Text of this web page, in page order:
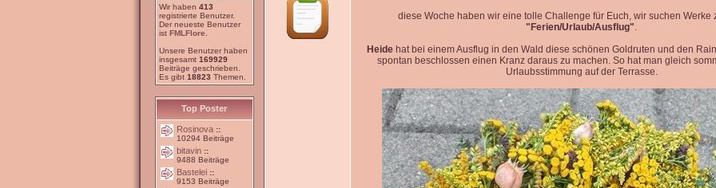
Wir haben 413
registrierte Benutzer.
Der neueste Benutzer
ist FMLFlore
Unsere Benutzer haben
insgesamt 169929
Beiträge geschrieben.
Es gibt 18823 Themen.
Top Poster
Rosinova ::
10294 Beiträge
bitavin ::
9488 Beiträge
Bastelei ::
9153 Beiträge
diese Woche haben wir eine tolle Challenge für Euch, wir suchen Werke
"Ferien/Urlaub/Ausflug".
Heide hat bei einem Ausflug in den Wald diese schönen Goldruten und den
spontan beschlossen einen Kranz daraus zu machen. So hat man gleich
Urlaubsstimmung auf der Terrasse.